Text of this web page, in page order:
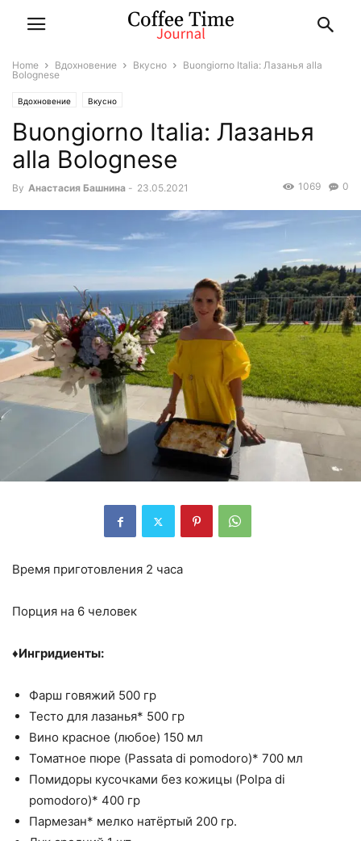
Home Вдохновение Вкусно
Buongiorno Italia: Лазанья alla
Bolognese
Вдохновение Вкусно
Buongiorno Italia: Лазанья
alla Bolognese
By Анастасия Башнина - 23.05.2021 0
1069
Время приготовления 2 часа
Порция на 6 человек
♦️Ингридиенты:
Фарш говяжий 500 гр
Тесто для лазанья* 500 гр
Вино красное (любое) 150 мл
Томатное пюре (Passata di pomodoro)* 700 мл
Помидоры кусочками без кожицы (Polpa di
pomodoro)* 400 гр
Пармезан* мелко натёртый 200 гр.